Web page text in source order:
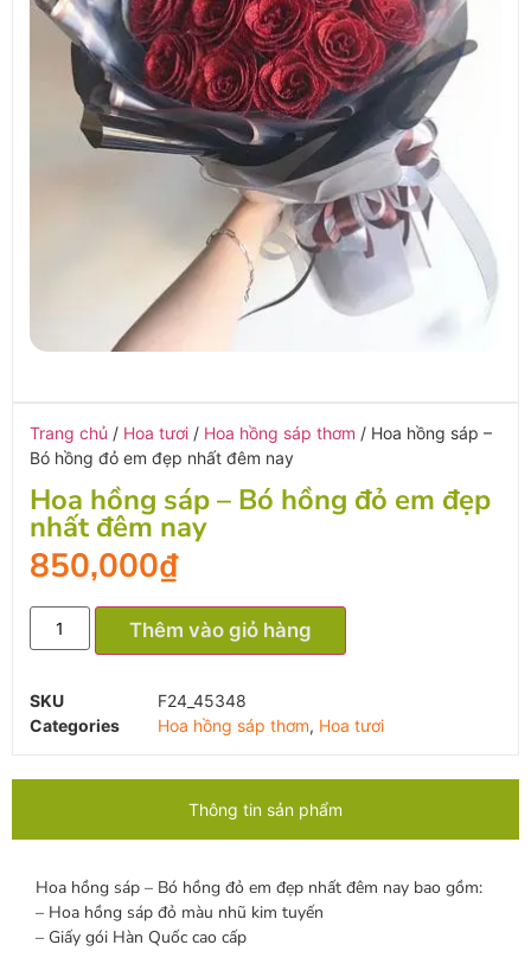
Trang chủ / Hoa tươi / Hoa hồng sáp thơm / Hoa hồng sáp –
Bó hồng đỏ em đẹp nhất đêm nay
Hoa hồng sáp – Bó hồng đỏ em đẹp
nhất đêm nay
850,000₫
Thêm vào giỏ hàng
SKU
F24_45348
Categories
Hoa hồng sáp thơm, Hoa tươi
Thông tin sản phẩm
Hoa hồng sáp – Bó hồng đỏ em đẹp nhất đêm nay bao gồm:
– Hoa hồng sáp đỏ màu nhũ kim tuyến
– Giấy gói Hàn Quốc cao cấp